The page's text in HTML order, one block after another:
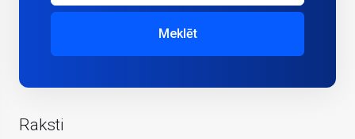
Meklēt
Raksti